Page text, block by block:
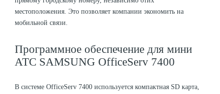
местоположения. Это позволяет компании экономить на
мобильной связи.
Программное обеспечение для мини
АТС SAMSUNG OfficeServ 7400
В системе OfficeServ 7400 используется компактная SD карта,